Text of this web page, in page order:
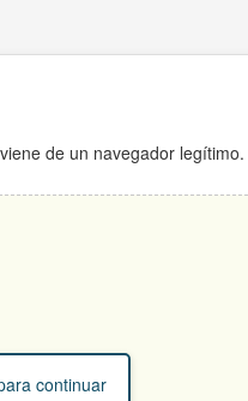
de un navegador legítimo.
continuar